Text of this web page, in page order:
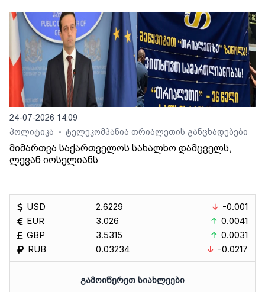
24-07-2026 14:09
პოლიტიკა
• ტელეკომპანია თრიალეთის განცხადებები
მიმართვა საქართველოს სახალხო დამცველს,
ლევან იოსელიანს
USD
EUR
GBP
RUB
2.6229
3.026
3.5315
0.03234
-0.001
0.0041
0.0031
-0.0217
ᲒᲐᲛᲝᲘᲬᲔᲠᲔᲗ ᲡᲘᲐᲮᲚᲔᲔᲑᲘ